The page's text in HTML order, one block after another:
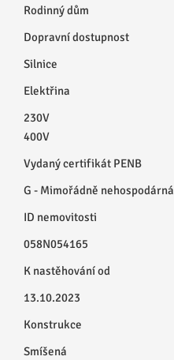
Rodinný dům
Dopravní dostupnost
Silnice
Elektřina
230V
400V
Vydaný certifikát PENB
G - Mimořádně nehospodárná
ID nemovitosti
058N054165
K nastěhování od
13.10.2023
Konstrukce
Smíšená